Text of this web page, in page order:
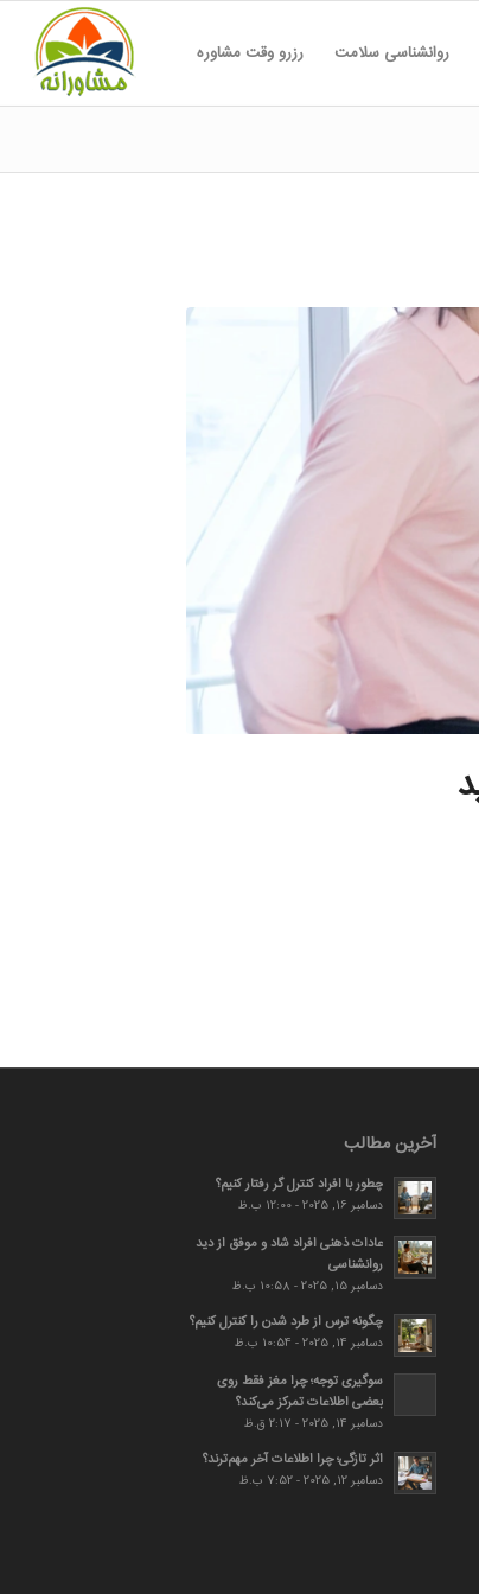
روانشناسی سلامت رزرو وقت مشاوره
آخرین مطالب
چطور با افراد کنترل گر رفتار کنیم؟
دسامبر 16, 2025 - 12:00 ب.ظ
عادات ذهنی افراد شاد و موفق از دید
روانشناسی
دسامبر 15, 2025 - 10:58 ب.ظ
چگونه ترس از طرد شدن را کنترل کنیم؟
دسامبر 14, 2025 - 10:54 ب.ظ
سوگیری توجه؛ چرا مغز فقط روی
بعضی اطلاعات تمرکز می‌کند؟
دسامبر 14, 2025 - 2:17 ق.ظ
اثر تازگی؛ چرا اطلاعات آخر مهم‌ترند؟
دسامبر 12, 2025 - 7:52 ب.ظ